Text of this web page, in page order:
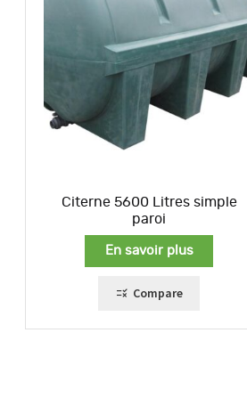
Citerne 5600 Litres simple
paroi
En savoir plus
Compare